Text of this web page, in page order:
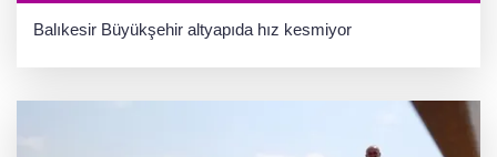
Balıkesir Büyükşehir altyapıda hız kesmiyor